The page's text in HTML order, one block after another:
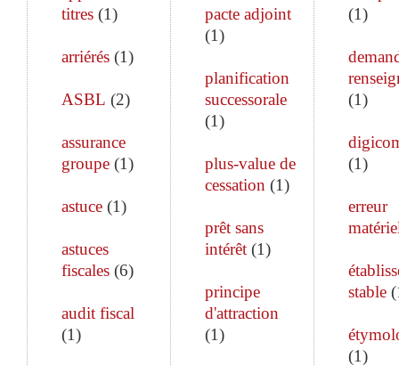
titres (1)
arriérés (1)
ASBL (2)
assurance
groupe (1)
astuce (1)
astuces
fiscales (6)
audit fiscal
(1)
pacte adjoint
(1)
planification
successorale
(1)
plus-value de
cessation (1)
prêt sans
intérêt(1)
principe
d'attraction
(1)
(1)
(1)
(1)
erreur
stable(
(1)